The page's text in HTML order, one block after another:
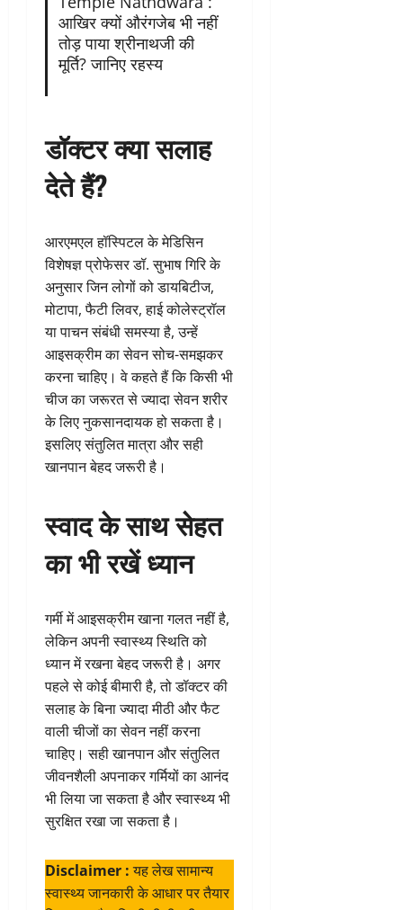
आखिर क्यों औरंगजेब भी नहीं
तोड़ पाया श्रीनाथजी की
मूर्ति? जानिए रहस्य
डॉक्टर क्या सलाह
देते हैं?
आरएमएल हॉस्पिटल के मेडिसिन
विशेषज्ञ प्रोफेसर डॉ. सुभाष गिरि के
अनुसार जिन लोगों को डायबिटीज,
मोटापा, फैटी लिवर, हाई कोलेस्ट्रॉल
या पाचन संबंधी समस्या है, उन्हें
आइसक्रीम का सेवन सोच-समझकर
करना चाहिए। वे कहते हैं कि किसी भी
चीज का जरूरत से ज्यादा सेवन शरीर
के लिए नुकसानदायक हो सकता है।
इसलिए संतुलित मात्रा और सही
खानपान बेहद जरूरी है।
स्वाद के साथ सेहत
का भी रखें ध्यान
गर्मी में आइसक्रीम खाना गलत नहीं है,
लेकिन अपनी स्वास्थ्य स्थिति को
ध्यान में रखना बेहद जरूरी है। अगर
पहले से कोई बीमारी है, तो डॉक्टर की
सलाह के बिना ज्यादा मीठी और फैट
वाली चीजों का सेवन नहीं करना
चाहिए। सही खानपान और संतुलित
जीवनशैली अपनाकर गर्मियों का आनंद
भी लिया जा सकता है और स्वास्थ्य भी
सुरक्षित रखा जा सकता है।
Disclaimer :यह लेख सामान्य
स्वास्थ्य जानकारी के आधार पर तैयार